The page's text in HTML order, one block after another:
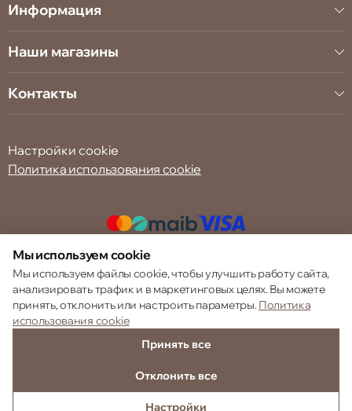
Информация
Наши магазины
Контакты
Настройки cookie
Политика использования cookie
© 2013 – 2026 ECOM
Мы используем cookie
Мы используем файлы cookie, чтобы улучшить работу сайта,
анализировать трафик и в маркетинговых целях. Вы можете
принять, отклонить или настроить параметры.Политика
использования cookie
Принять все
Отклонить все
Настройки